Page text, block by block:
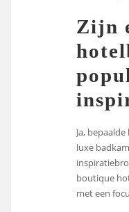
Zijn
Ja,
luxe
boutique
met een